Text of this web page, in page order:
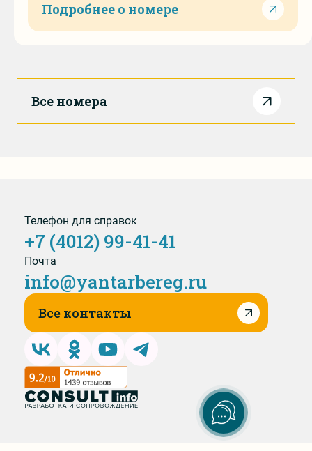
Подробнее о номере
Все номера
Телефон для справок
+7 (4012) 99-41-41
Почта
info@yantarbereg.ru
Все контакты